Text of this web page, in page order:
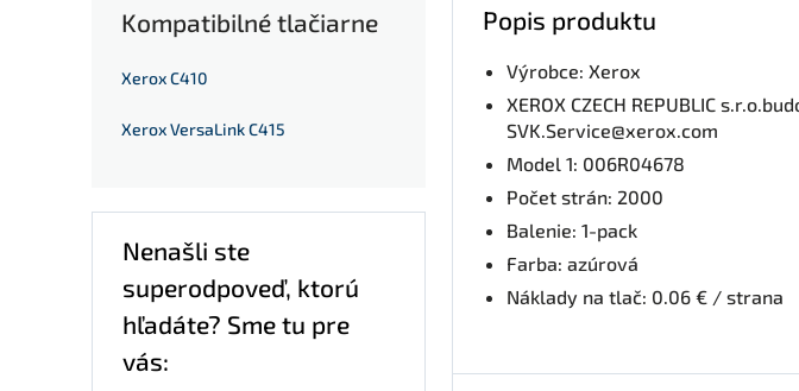
Kompatibilné tlačiarne
Xerox C410
Xerox VersaLink C415
Nenašli ste
superodpoveď, ktorú
hľadáte? Sme tu pre
vás:
Popis produktu
Výrobce: Xerox
XEROX CZECH REPUBLIC
SVK.Service@xerox.com
Model 1: 006R04678
Počet strán: 2000
Balenie: 1-pack
Farba: azúrová
Náklady na tlač: 0.06 € / strana